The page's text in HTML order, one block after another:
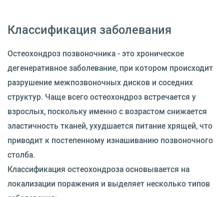
Классификация заболевания
Остеохондроз позвоночника - это хроническое
дегенеративное заболевание, при котором происходит
разрушение межпозвоночных дисков и соседних
структур. Чаще всего остеохондроз встречается у
взрослых, поскольку именно с возрастом снижается
эластичность тканей, ухудшается питание хрящей, что
приводит к постепенному изнашиванию позвоночного
столба.
Классификация остеохондроза основывается на
локализации поражения и выделяет несколько типов